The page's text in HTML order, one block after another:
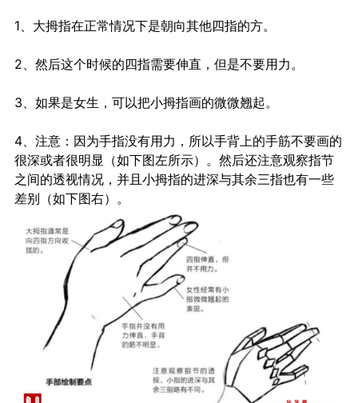
1、大拇指在正常情况下是朝向其他四指的方。
2、然后这个时候的四指需要伸直，但是不要用力。
3、如果是女生，可以把小拇指画的微微翘起。
4、注意：因为手指没有用力，所以手背上的手筋不要画的
很深或者很明显（如下图左所示）。然后还注意观察指节
之间的透视情况，并且小拇指的进深与其余三指也有一些
差别（如下图右）。